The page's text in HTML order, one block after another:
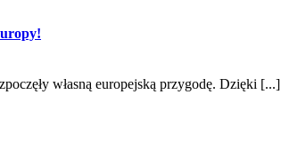
własną europejską przygodę. Dzięki [...]